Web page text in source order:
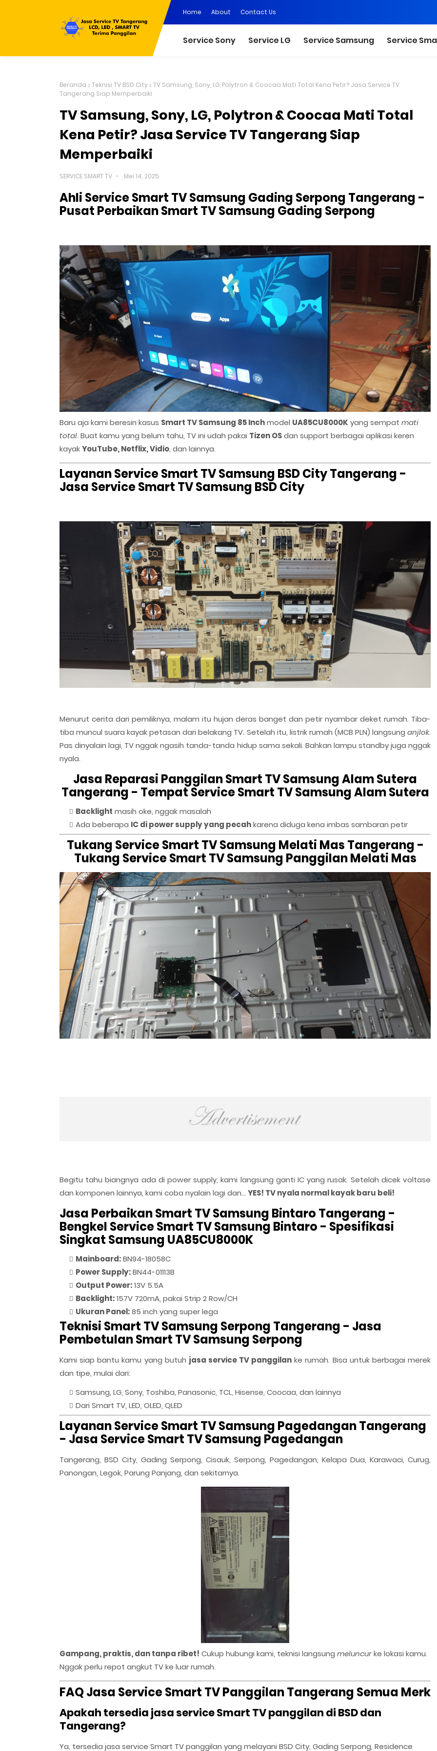
Home About Contact Us
Service Sony Service LG Service Samsung Service
Beranda Teknisi TV BSD City
TV Samsung, Sony, LG, Polytron & Coocaa Mati Total Kena Petir? Jasa Service TV
Tangerang Siap Memperbaiki
TV Samsung, Sony, LG, Polytron & Coocaa Mati Total
Kena Petir? Jasa Service TV Tangerang Siap
Memperbaiki
SERVICE SMART TV Mei 14, 2025
Ahli Service Smart TV Samsung Gading Serpong Tangerang -
Pusat Perbaikan Smart TV Samsung Gading Serpong
Baru aja kami beresin kasus Smart TV Samsung 85 Inchmodel UA85CU8000K yang sempat mati
total. Buat kamu yang belum tahu, TV ini udah pakai Tizen OSdan support berbagai aplikasi keren
kayakYouTube, Netflix, Vidio, dan lainnya.
Layanan Service Smart TV Samsung BSD City Tangerang -
Jasa Service Smart TV Samsung BSD City
Menurut cerita dari pemiliknya, malam itu hujan deras banget dan petir nyambar deket rumah. Tiba-
tiba muncul suara kayak petasan dari belakang TV. Setelah itu, listrik rumah (MCB PLN) langsung anjlok.
Pas dinyalain lagi, TV nggak ngasih tanda-tanda hidup sama sekali. Bahkan lampu standby juga nggak
nyala.
Jasa Reparasi Panggilan Smart TV Samsung Alam Sutera
Tangerang - Tempat Service Smart TV Samsung Alam Sutera
Backlight masih oke, nggak masalah
Ada beberapa IC di power supply yang pecahkarena diduga kena imbas sambaran petir
Tukang Service Smart TV Samsung Melati Mas Tangerang -
Tukang Service Smart TV Samsung Panggilan Melati Mas
Begitu tahu biangnya ada di power supply, kami langsung ganti IC yang rusak. Setelah dicek voltase
dan komponen lainnya, kami coba nyalain lagi dan... YES! TV nyala normal kayak baru beli!
Jasa Perbaikan Smart TV Samsung Bintaro Tangerang -
Bengkel Service Smart TV Samsung Bintaro - Spesifikasi
Singkat Samsung UA85CU8000K
Mainboard:BN94-18058C
Power Supply:BN44-01113B
Output Power:13V 5.5A
Backlight:157V 720mA, pakai Strip 2 Row/CH
Ukuran Panel:85 inch yang super lega
Teknisi Smart TV Samsung Serpong Tangerang - Jasa
Pembetulan Smart TV Samsung Serpong
Kami siap bantu kamu yang butuh jasa service TV panggilan ke rumah. Bisa untuk berbagai merek
dan tipe, mulai dari:
Samsung, LG, Sony, Toshiba, Panasonic, TCL, Hisense, Coocaa, dan lainnya
Dari Smart TV, LED, OLED, QLED
Layanan Service Smart TV Samsung Pagedangan Tangerang
- Jasa Service Smart TV Samsung Pagedangan
Tangerang, BSD City, Gading Serpong, Cisauk, Serpong, Pagedangan, Kelapa Dua, Karawaci, Curug,
Panongan, Legok, Parung Panjang, dan sekitarnya.
Gampang, praktis, dan tanpa ribet! Cukup hubungi kami, teknisi langsung meluncurke lokasi kamu.
Nggak perlu repot angkut TV ke luar rumah.
FAQ Jasa Service Smart TV Panggilan Tangerang Semua Merk
Apakah tersedia jasa service Smart TV panggilan di BSD dan
Tangerang?
Ya, tersedia jasa service Smart TV panggilan yang melayani BSD City, Gading Serpong, Residence